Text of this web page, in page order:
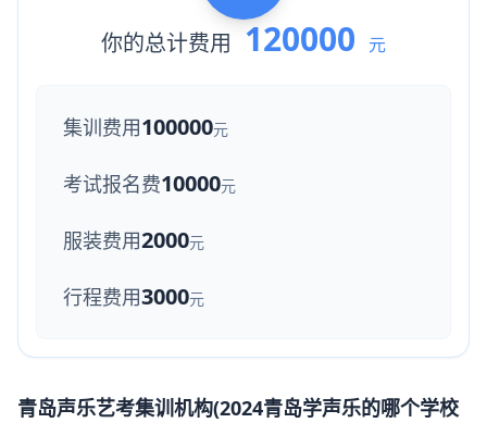
你的总计费用 120000 元
集训费用100000元
考试报名费10000元
服装费用2000元
行程费用3000元
青岛声乐艺考集训机构(2024青岛学声乐的哪个学校